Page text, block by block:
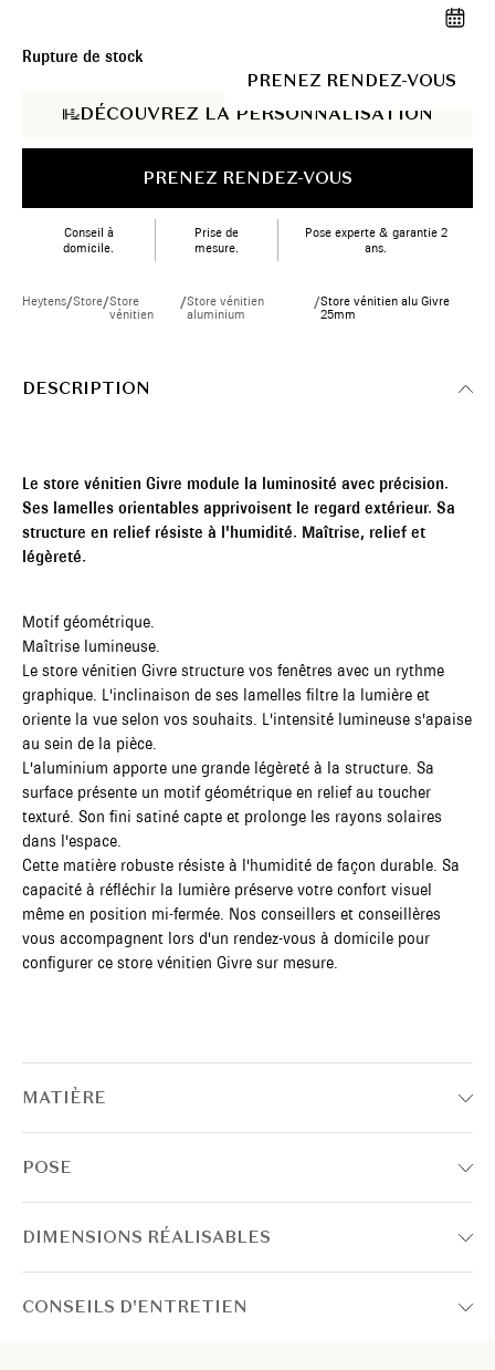
PRENEZ RENDEZ-VOUS
Rupture de stock
DÉCOUVREZ LA PERSONNALISATION
PRENEZ RENDEZ-VOUS
Conseil à
domicile.
Prise de
mesure.
Pose experte & garantie 2
ans.
Heytens/Store/Store
vénitien
/Store vénitien
aluminium
/Store vénitien alu Givre
25mm
DESCRIPTION
Le store vénitien Givre module la luminosité avec précision.
Ses lamelles orientables apprivoisent le regard extérieur. Sa
structure en relief résiste à l'humidité. Maîtrise, relief et
légèreté.
Motif géométrique.
Maîtrise lumineuse.
Le store vénitien Givre structure vos fenêtres avec un rythme
graphique. L'inclinaison de ses lamelles filtre la lumière et
oriente la vue selon vos souhaits. L'intensité lumineuse s'apaise
au sein de la pièce.
L'aluminium apporte une grande légèreté à la structure. Sa
surface présente un motif géométrique en relief au toucher
texturé. Son fini satiné capte et prolonge les rayons solaires
dans l'espace.
Cette matière robuste résiste à l'humidité de façon durable. Sa
capacité à réfléchir la lumière préserve votre confort visuel
même en position mi-fermée. Nos conseillers et conseillères
vous accompagnent lors d'un rendez-vous à domicile pour
configurer ce store vénitien Givre sur mesure.
MATIÈRE
POSE
DIMENSIONS RÉALISABLES
CONSEILS D'ENTRETIEN